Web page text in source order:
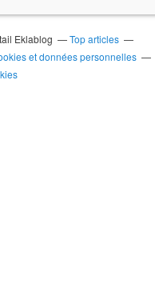
Eklablog
Top articles
et données personnelles